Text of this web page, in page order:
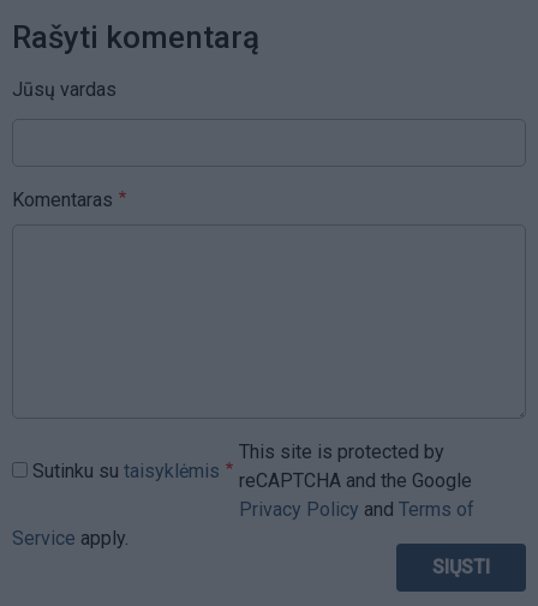
Rašyti komentarą
Jūsų vardas
Komentaras
Sutinku su taisyklėmis
This site is protected by
reCAPTCHA and the Google
Privacy Policy and Terms of
Service apply.